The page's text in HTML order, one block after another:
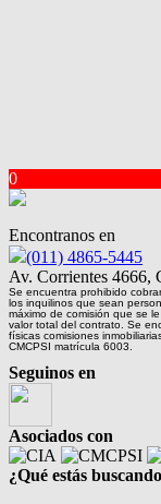
0
Encontranos en
(011) 4865-5445
Av. Corrientes 4666,
Se encuentra prohibido
los inquilinos que sean
máximo de comisión que se
valor total del contrato. Se
físicas comisiones
CMCPSI matrícula 6003.
Seguinos en
Asociados con
¿Qué estás